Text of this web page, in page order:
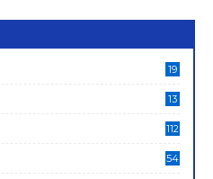
19
13
112
54